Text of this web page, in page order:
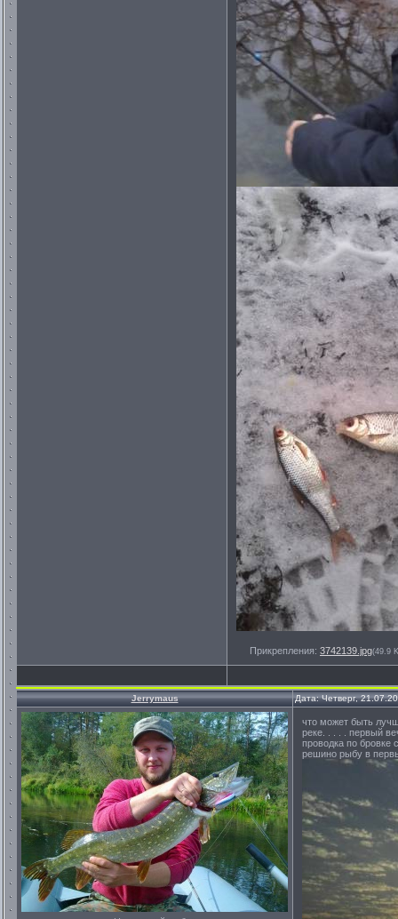
Прикрепления: 3742139.jpg(49.9
Jerrymaus Дата: Четверг,
что может быть
реке. . . . . первый
проводка по бровке
решино рыбу в